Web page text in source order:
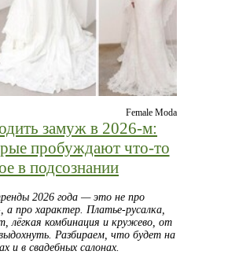
Female Moda
замуж в 2026-м:
пробуждают что-то
в подсознании
2026 года — это не про
а про характер. Платье-русалка,
лёгкая комбинация и кружево, от
Разбираем, что будет на
и в свадебных салонах.